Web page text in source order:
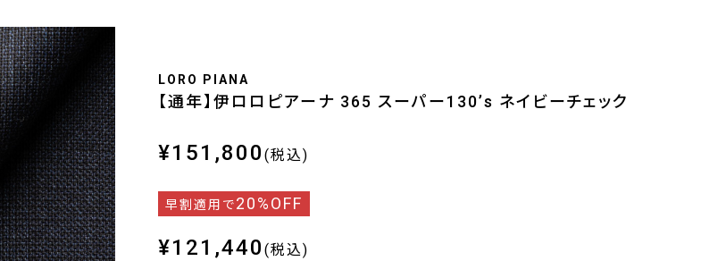
LORO PIANA
【通年】伊ロロピアーナ 365 スーパー130’s ネイビーチェック
¥151,800 (税込)
早割適用で20%OFF
¥121,440 (税込)